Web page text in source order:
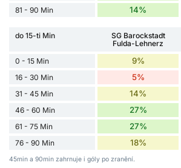
81 - 90 Min 14%
do 15-ti Min
SG Barockstadt
Fulda-Lehnerz
0 - 15 Min 9%
16 - 30 Min 5%
31 - 45 Min 14%
46 - 60 Min 27%
61 - 75 Min 27%
76 - 90 Min 18%
45min a 90min zahrnuje i góly po zranění.